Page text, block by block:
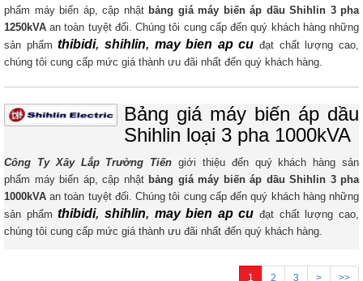
phẩm máy biến áp, cập nhật bảng giá máy biến áp dầu Shihlin 3 pha
1250kVA ​ an toàn tuyệt đối. Chúng tôi cung cấp đến quý khách hàng những
sản phẩmthibidi, shihlin, may bien ap cuđạt chất lượng cao,
chúng tôi cung cấp mức giá thành ưu đãi nhất đến quý khách hàng.
Bảng giá máy biến áp dầu
Shihlin loại 3 pha 1000kVA
Công Ty Xây Lắp Trường Tiến giới thiệu đến quý khách hàng sản
phẩm máy biến áp, cập nhật bảng giá máy biến áp dầu Shihlin 3 pha
1000kVA ​ an toàn tuyệt đối. Chúng tôi cung cấp đến quý khách hàng những
sản phẩmthibidi, shihlin, may bien ap cuđạt chất lượng cao,
chúng tôi cung cấp mức giá thành ưu đãi nhất đến quý khách hàng.
1 2 3 > >>